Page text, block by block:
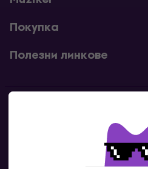
Покупка
Полезни линкове
Свържи се